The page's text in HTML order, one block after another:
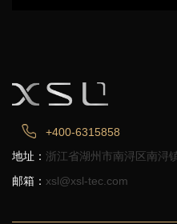
+400-6315858
地址： 浙江省湖州市南浔区南浔
邮箱： xsl@xsl-tec.com